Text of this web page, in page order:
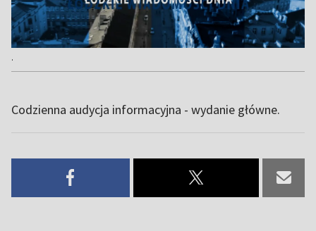
.
Codzienna audycja informacyjna - wydanie główne.